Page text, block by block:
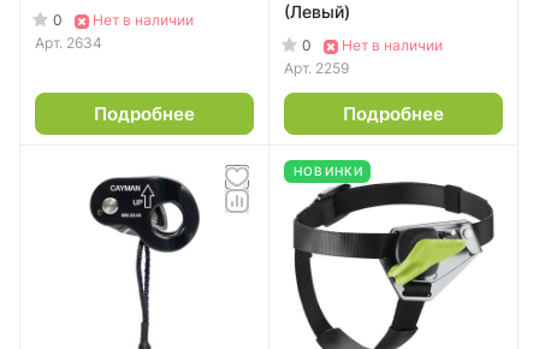
0
Нет в наличии
Арт. 2634
Подробнее
(Левый)
0
Нет в наличии
Арт. 2259
Подробнее
НОВИНКИ